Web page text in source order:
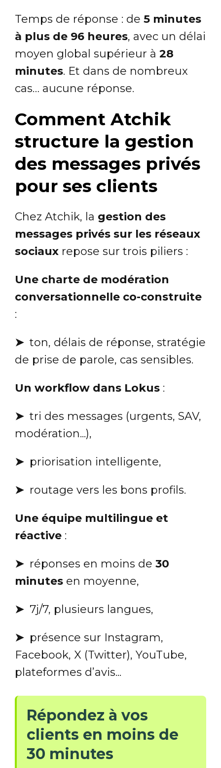
Temps de réponse : de 5 minutes
à plus de 96 heures, avec un délai
moyen global supérieur à 28
minutes. Et dans de nombreux
cas… aucune réponse.
Comment Atchik
structure la gestion
des messages privés
pour ses clients
Chez Atchik, la gestion des
messages privés sur les réseaux
sociaux repose sur trois piliers :
Une charte de modération
conversationnelle co-construite
:
➤ ton, délais de réponse, stratégie
de prise de parole, cas sensibles.
Un workflow dans Lokus :
➤ tri des messages (urgents, SAV,
modération...),
➤ priorisation intelligente,
➤ routage vers les bons profils.
Une équipe multilingue et
réactive :
➤ réponses en moins de 30
minutes en moyenne,
➤ 7j/7, plusieurs langues,
➤ présence sur Instagram,
Facebook, X (Twitter), YouTube,
plateformes d’avis...
Répondez à vos
clients en moins de
30 minutes